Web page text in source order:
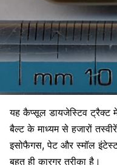
यह कैप्सूल डायजेस्टिव ट्रैक्ट
बैल्ट के माध्यम से हजारों
इसोफैगस,पेट और स्मॉल
बहुत ही कारगर तरीका है।